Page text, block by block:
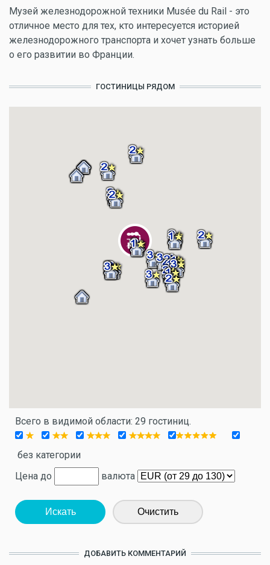
Музей железнодорожной техники Musée du Rail - это
отличное место для тех, кто интересуется историей
железнодорожного транспорта и хочет узнать больше
о его развитии во Франции.
ГОСТИНИЦЫ РЯДОМ
Всего в видимой области: 29 гостиниц.
без категории
Цена до
валюта
Искать Очистить
ДОБАВИТЬ КОММЕНТАРИЙ